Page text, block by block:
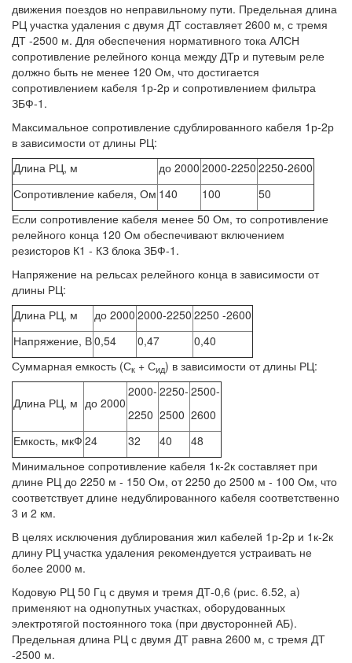
движения поездов но неправильному пути. Предельная длина
РЦ участка удаления с двумя ДТ составляет 2600 м, с тремя
ДТ -2500 м. Для обеспечения нормативного тока АЛСН
сопротивление релейного конца между ДТр и путевым реле
должно быть не менее 120 Ом, что достигается
сопротивлением кабеля 1р-2р и сопротивлением фильтра
ЗБФ-1.
Максимальное сопротивление сдублированного кабеля 1р-2р
в зависимости от длины РЦ:
Длина РЦ, м
до 2000 2000-2250 2250-2600
Сопротивление кабеля, Ом 140 100
50
Если сопротивление кабеля менее 50 Ом, то сопротивление
релейного конца 120 Ом обеспечивают включением
резисторов К1 - КЗ блока ЗБФ-1.
Напряжение на рельсах релейного конца в зависимости от
длины РЦ:
Длина РЦ, м
до 2000 2000-2250 2250 -2600
Напряжение, В0,54 0,47
0,40
Суммарная емкость (Ск + Сид) в зависимости от длины РЦ:
Длина РЦ, м до 2000
2000-
2250
2250-
2500
2500-
2600
Емкость, мкФ 24 32 40
48
Минимальное сопротивление кабеля 1к-2к составляет при
длине РЦ до 2250 м - 150 Ом, от 2250 до 2500 м - 100 Ом, что
соответствует длине недублированного кабеля соответственно
3 и 2 км.
В целях исключения дублирования жил кабелей 1р-2р и 1к-2к
длину РЦ участка удаления рекомендуется устраивать не
более 2000 м.
Кодовую РЦ 50 Гц с двумя и тремя ДТ-0,6 (рис. 6.52, а)
применяют на однопутных участках, оборудованных
электротягой постоянного тока (при двусторонней АБ).
Предельная длина РЦ с двумя ДТ равна 2600 м, с тремя ДТ
-2500 м.